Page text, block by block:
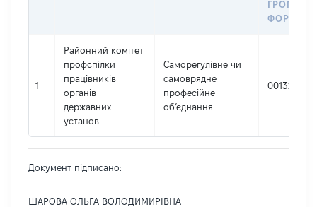
1
Районний комітет
профспілки
працівників
органів
державних
установ
Саморегулівне чи
самоврядне
професійне
об’єднання
00132345
Документ підписано:
ШАРОВА ОЛЬГА ВОЛОДИМИРІВНА